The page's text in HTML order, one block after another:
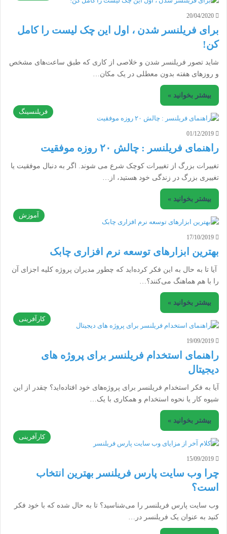
20/04/2020
برای فریلنسر شدن ، اول این چک لیست را کامل
کن!
شاید تصور فریلنسر شدن و خلاصی از کاری که طبق ساعت‌های مشخص
و روزهای هفته بدون معطلی در یک مکان…
بیشتر بخوانید »
فریلنسینگ
01/12/2019
راهنمای فریلنسر : چالش ۲۰ روزه موفقیت
تغییرات بزرگ از تغییرات کوچک شرع می شوند. اگر به دنبال موفقیت یا
تغییری بزرگ در زندگی خود هستید، از…
بیشتر بخوانید »
آموزش
17/10/2019
بهترین ابزارهای توسعه نرم افزاری چابک
آیا تا به حال به این فکر کرده‌اید که چطور مدیران پروژه کلیه اجزای آن
را با هم هماهنگ می‌کنند؟…
بیشتر بخوانید »
کارآفرینی
19/09/2019
راهنمای استخدام فریلنسر برای پروژه های
دیجیتال
آیا به فکر استخدام فریلنسر برای پروژه‌های خود افتاده‌اید؟ چقدر از این
شیوه کار یا نحوه استخدام و همکاری با یک…
بیشتر بخوانید »
کارآفرینی
15/09/2019
چرا وب سایت پارس فریلنسر بهترین انتخاب
است؟
وب سایت پارس فریلنسر را می‌شناسید؟ تا به حال شده که با خود فکر
کنید به عنوان یک فریلنسر در…